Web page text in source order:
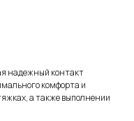
надежный контакт
комфорта и
а также выполнении